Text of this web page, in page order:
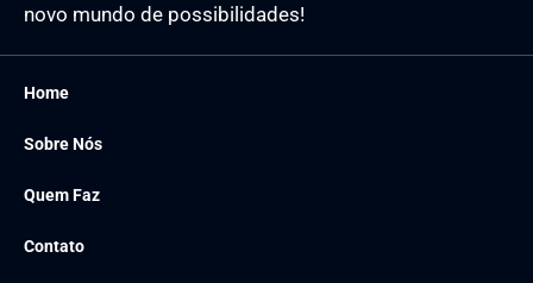
novo mundo de possibilidades!
Home
Sobre Nós
Quem Faz
Contato